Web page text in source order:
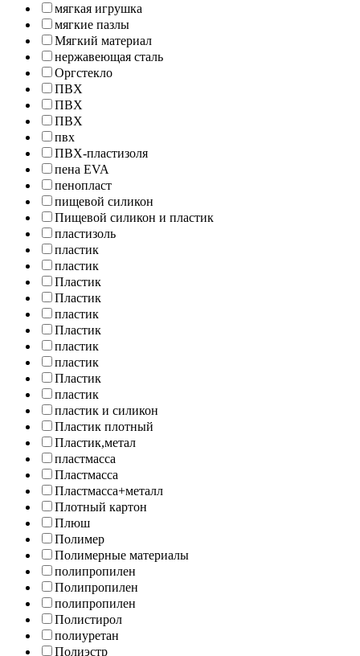
мягкая игрушка
мягкие пазлы
Мягкий материал
нержавеющая сталь
Оргстекло
ПВХ
ПВХ
ПВХ
пвх
ПВХ-пластизоля
пена EVA
пенопласт
пищевой силикон
Пищевой силикон и пластик
пластизоль
пластик
пластик
Пластик
Пластик
пластик
Пластик
пластик
пластик
Пластик
пластик
пластик и силикон
Пластик плотный
Пластик,метал
пластмасса
Пластмасса
Пластмасса+металл
Плотный картон
Плюш
Полимер
Полимерные материалы
полипропилен
Полипропилен
полипропилен
Полистирол
полиуретан
Полиэстр